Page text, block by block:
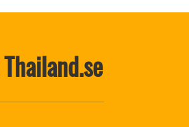
Thailand.se